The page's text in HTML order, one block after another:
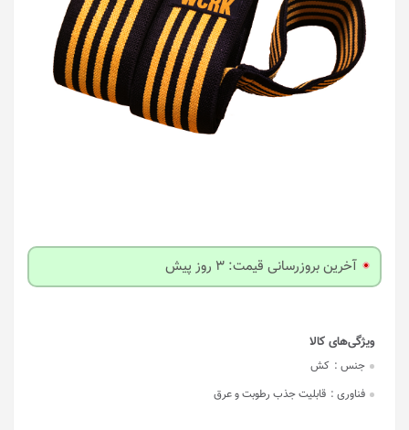
آخرین بروزرسانی قیمت: 3 روز پیش
جنس : کش
فناوری : قابلیت جذب رطوبت و عرق